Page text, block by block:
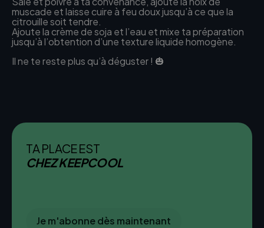
TA PLACE EST
CHEZ KEEPCOOL
Je m'abonne dès maintenant
muscade et laisse cuire à feu doux jusqu’à ce que la
citrouille soit tendre.
Ajoute la crème de soja et l’eau et mixe ta préparation
jusqu’à l’obtention d’une texture liquide homogène.
Il ne te reste plus qu’à déguster ! 🎃